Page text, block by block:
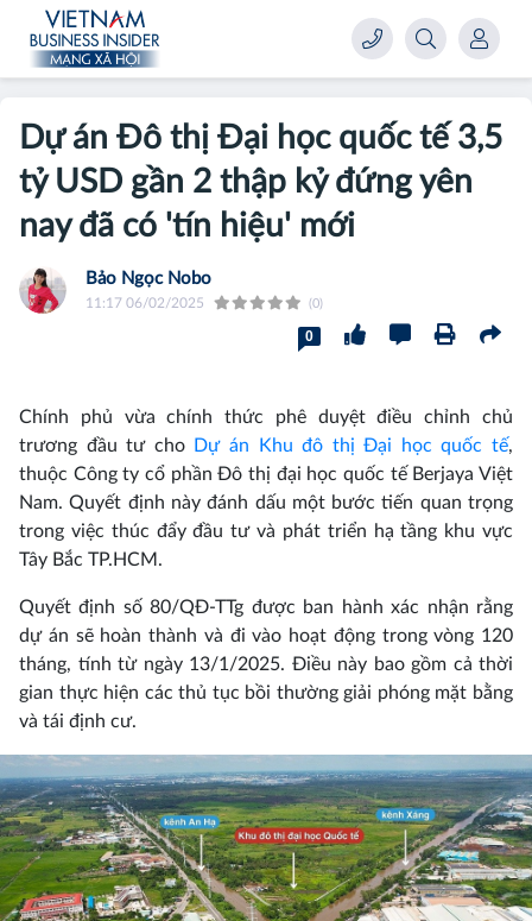
Dự án Đô thị Đại học quốc tế 3,5
tỷ USD gần 2 thập kỷ đứng yên
nay đã có 'tín hiệu' mới
Bảo Ngọc Nobo
11:17 06/02/2025 (0)
0
Chính phủ vừa chính thức phê duyệt điều chỉnh chủ
trương đầu tư cho
Dự án Khu đô thị Đại học quốc tế,
thuộc Công ty cổ phần Đô thị đại học quốc tế Berjaya Việt
Nam. Quyết định này đánh dấu một bước tiến quan trọng
trong việc thúc đẩy đầu tư và phát triển hạ tầng khu vực
Tây Bắc TP.HCM.
Quyết định số 80/QĐ-TTg được ban hành xác nhận rằng
dự án sẽ hoàn thành và đi vào hoạt động trong vòng 120
tháng, tính từ ngày 13/1/2025. Điều này bao gồm cả thời
gian thực hiện các thủ tục bồi thường giải phóng mặt bằng
và tái định cư.